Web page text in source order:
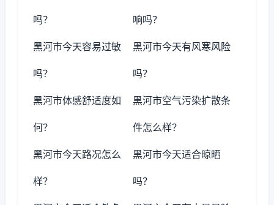
吗？ 响吗？
黑河市今天容易过敏
吗？
黑河市今天有风寒风险
吗？
黑河市体感舒适度如
何？
黑河市空气污染扩散条
件怎么样？
黑河市今天路况怎么
样？
黑河市今天适合晾晒
吗？